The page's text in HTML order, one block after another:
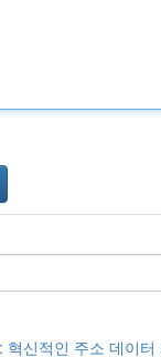
혁신적인 주소 데이터